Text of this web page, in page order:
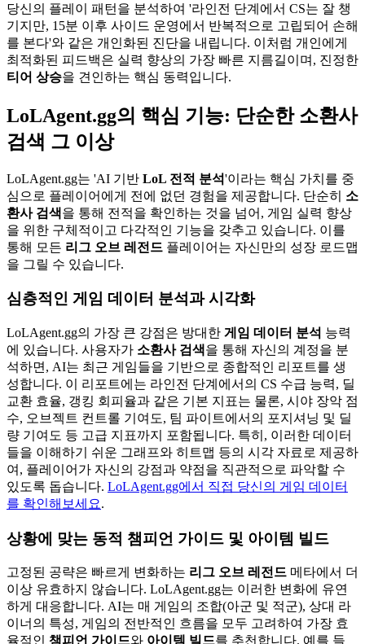
당신의 플레이 패턴을 분석하여 '라인전 단계에서 CS는 잘 챙
기지만, 15분 이후 사이드 운영에서 반복적으로 고립되어 손해
를 본다'와 같은 개인화된 진단을 내립니다. 이처럼 개인에게
최적화된 피드백은 실력 향상의 가장 빠른 지름길이며, 진정한
티어 상승을 견인하는 핵심 동력입니다.
LoLAgent.gg의 핵심 기능: 단순한 소환사
검색 그 이상
LoLAgent.gg는 'AI 기반 LoL 전적 분석'이라는 핵심 가치를 중
심으로 플레이어에게 전에 없던 경험을 제공합니다. 단순히 소
환사 검색을 통해 전적을 확인하는 것을 넘어, 게임 실력 향상
을 위한 구체적이고 다각적인 기능을 갖추고 있습니다. 이를
통해 모든 리그 오브 레전드 플레이어는 자신만의 성장 로드맵
을 그릴 수 있습니다.
심층적인 게임 데이터 분석과 시각화
LoLAgent.gg의 가장 큰 강점은 방대한 게임 데이터 분석 능력
에 있습니다. 사용자가 소환사 검색을 통해 자신의 계정을 분
석하면, AI는 최근 게임들을 기반으로 종합적인 리포트를 생
성합니다. 이 리포트에는 라인전 단계에서의 CS 수급 능력, 딜
교환 효율, 갱킹 회피율과 같은 기본 지표는 물론, 시야 장악 점
수, 오브젝트 컨트롤 기여도, 팀 파이트에서의 포지셔닝 및 딜
량 기여도 등 고급 지표까지 포함됩니다. 특히, 이러한 데이터
들을 이해하기 쉬운 그래프와 히트맵 등의 시각 자료로 제공하
여, 플레이어가 자신의 강점과 약점을 직관적으로 파악할 수
있도록 돕습니다. LoLAgent.gg에서 직접 당신의 게임 데이터
를 확인해보세요.
상황에 맞는 동적 챔피언 가이드 및 아이템 빌드
고정된 공략은 빠르게 변화하는 리그 오브 레전드 메타에서 더
이상 유효하지 않습니다. LoLAgent.gg는 이러한 변화에 유연
하게 대응합니다. AI는 매 게임의 조합(아군 및 적군), 상대 라
이너의 특성, 게임의 전반적인 흐름을 모두 고려하여 가장 효
율적인 챔피언 가이드와 아이템 빌드를 추천합니다. 예를 들